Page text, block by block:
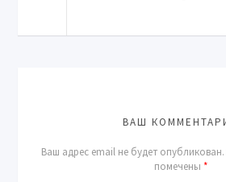
ВАШ
Ваш адрес email не будет опубликован.
помечены *